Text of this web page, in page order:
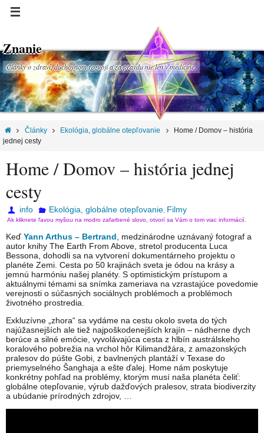
Znanie
Články o zdraví, duchovnom rozvoji a za pravdu nie len v medicíne.
Články Ekológia, globálne otepľovanie
Home / Domov – história
jednej cesty
Home / Domov – história jednej
cesty
info Ekológia, globálne otepľovanie, Filmy
Ak kliknete ľavou myšou na modro zafarbené slovo, otvorí sa Vám o tom viac informácií.
Keď Yann Arthus – Bertrand , medzinárodne uznávaný fotograf a
autor knihy The Earth From Above, stretol producenta Luca
Bessona, dohodli sa na vytvorení dokumentárneho projektu o
planéte Zemi. Cesta po 50 krajinách sveta je ódou na krásy a
jemnú harmóniu našej planéty. S optimistickým prístupom a
aktuálnymi témami sa snímka zameriava na vzrastajúce povedomie
verejnosti o súčasných sociálnych problémoch a problémoch
životného prostredia.
Exkluzívne „zhora“ sa vydáme na cestu okolo sveta do tých
najúžasnejších ale tiež najpoškodenejších krajín – nádherne dych
berúce a silné emócie, vyvolávajúca cesta z hlbín austrálskeho
koralového pobrežia na vrchol hôr Kilimandžára, z amazonských
pralesov do púšte Gobi, z bavlnených plantáží v Texase do
priemyselného Šanghaja a ešte ďalej. Home nám poskytuje
konkrétny pohľad na problémy, ktorým musí naša planéta čeliť:
globálne otepľovanie, výrub dažďových pralesov, strata biodiverzity
a ubúdanie prírodných zdrojov, …